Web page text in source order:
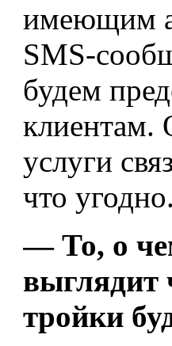
имеющим
SMS-
будем
клиентам.
услуги
что угодно.
— То, о
выглядит
тройки